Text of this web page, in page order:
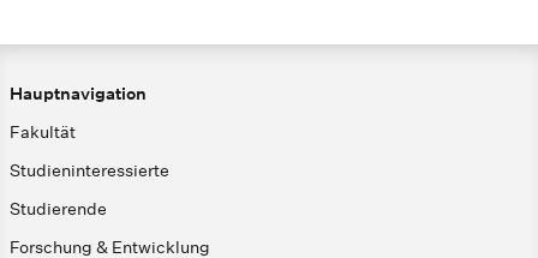
Hauptnavigation
Fakultät
Studieninteressierte
Studierende
Forschung & Entwicklung